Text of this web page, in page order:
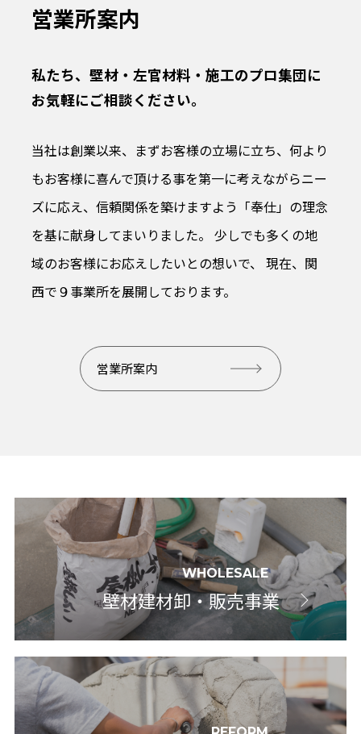
営業所案内
私たち、壁材・左官材料・施工のプロ集団に
お気軽にご相談ください。
当社は創業以来、まずお客様の立場に立ち、何より
もお客様に喜んで頂ける事を第一に考えながらニー
ズに応え、信頼関係を築けますよう「奉仕」の理念
を基に献身してまいりました。 少しでも多くの地
域のお客様にお応えしたいとの想いで、 現在、関
西で９事業所を展開しております。
営業所案内
WHOLESALE
壁材建材卸・販売事業